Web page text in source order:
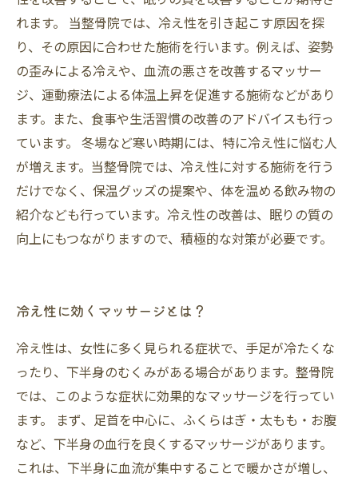
れます。 当整骨院では、冷え性を引き起こす原因を探
り、その原因に合わせた施術を行います。例えば、姿勢
の歪みによる冷えや、血流の悪さを改善するマッサー
ジ、運動療法による体温上昇を促進する施術などがあり
ます。また、食事や生活習慣の改善のアドバイスも行っ
ています。 冬場など寒い時期には、特に冷え性に悩む人
が増えます。当整骨院では、冷え性に対する施術を行う
だけでなく、保温グッズの提案や、体を温める飲み物の
紹介なども行っています。冷え性の改善は、眠りの質の
向上にもつながりますので、積極的な対策が必要です。
冷え性に効くマッサージとは？
冷え性は、女性に多く見られる症状で、手足が冷たくな
ったり、下半身のむくみがある場合があります。整骨院
では、このような症状に効果的なマッサージを行ってい
ます。 まず、足首を中心に、ふくらはぎ・太もも・お腹
など、下半身の血行を良くするマッサージがあります。
これは、下半身に血流が集中することで暖かさが増し、